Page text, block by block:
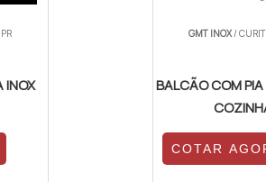
INOX
GMT INOX/
BALCÃO COM PIA
COTAR